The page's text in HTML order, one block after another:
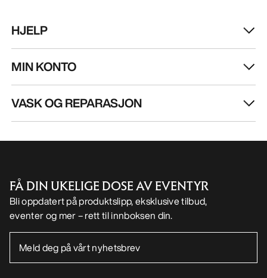
HJELP
MIN KONTO
VASK OG REPARASJON
FÅ DIN UKELIGE DOSE AV EVENTYR
Bli oppdatert på produktslipp, eksklusive tilbud,
eventer og mer – rett til innboksen din.